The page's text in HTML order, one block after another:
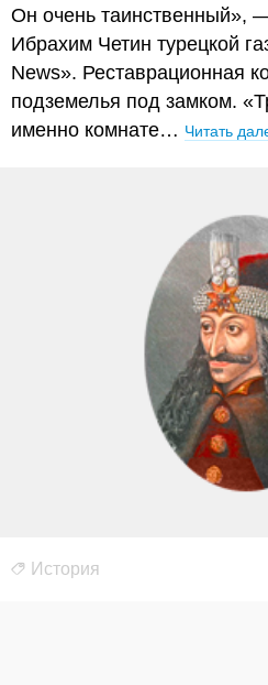
Он очень таинственный»,
Ибрахим Четин турецкой
News». Реставрационная
подземелья под замком.
именно комнате… Читать
История